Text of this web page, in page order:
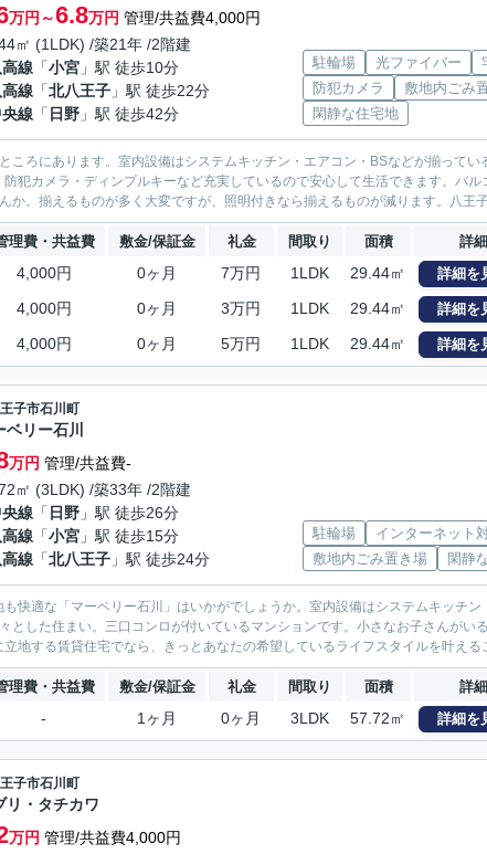
万円～6.8万円 管理/共益費4,000円
㎡ (1LDK) /築21年 /2階建
高線 「小宮 」駅 徒歩10分
高線 「北八王子 」駅 徒歩22分
線 「 日野 」駅 徒歩42分
駐輪場 光ファイバー
防犯カメラ
敷地内ごみ
閑静な住宅地
ころにあります。室内設備はシステムキッチン・エアコン・BSなどが揃ってい
犯カメラ・ディンプルキーなど充実しているので安心して生活できます。バル
か。揃えるものが多く大変ですが、照明付きなら揃えるものが減ります。八王
理費・共益費 敷金/保証金 礼金 間取り 面積 詳細
4,000円 0ヶ月 7万円 1LDK 29.44㎡ 詳細を
4,000円 0ヶ月 3万円 1LDK 29.44㎡ 詳細を
4,000円 0ヶ月 5万円 1LDK 29.44㎡ 詳細を
子市石川町
ベリー石川
万円 管理/共益費-
㎡ (3LDK) /築33年 /2階建
線 「 日野 」駅 徒歩26分
高線 「小宮 」駅 徒歩15分
高線 「北八王子 」駅 徒歩24分
駐輪場
インターネット
敷地内ごみ置き場
閑静
快適な「マーベリー石川」はいかがでしょうか。室内設備はシステムキッチン
とした住まい。三口コンロが付いているマンションです。小さなお子さんがい
地する賃貸住宅でなら、きっとあなたの希望しているライフスタイルを叶える
理費・共益費 敷金/保証金 礼金 間取り 面積 詳細
- 1ヶ月 0ヶ月 3LDK 57.72㎡ 詳細を
子市石川町
リ・タチカワ
万円 管理/共益費4,000円